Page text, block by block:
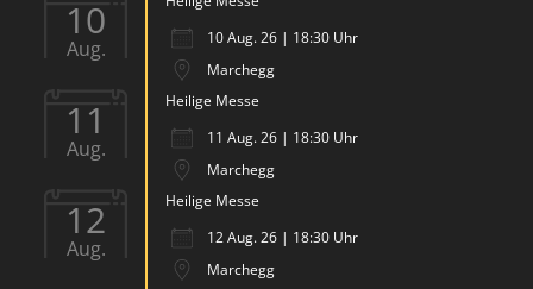
10
Aug.
10 Aug. 26 | 18:30 Uhr
Marchegg
11
Aug.
Heilige Messe
11 Aug. 26 | 18:30 Uhr
Marchegg
12
Aug.
Heilige Messe
12 Aug. 26 | 18:30 Uhr
Marchegg